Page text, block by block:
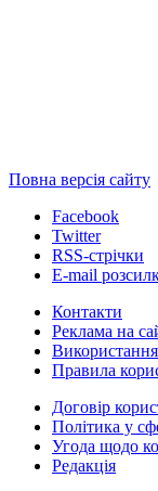
Повна версія сайту
Facebook
Twitter
RSS-стрічки
E-mail
Контакти
Реклама на
Використання
Правила
Договір
Політика у
Угода щодо
Редакція